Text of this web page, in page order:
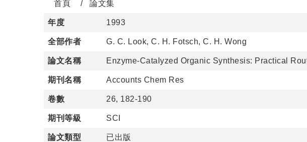
首頁 論文集
年度 1993
全部作者 G. C. Look, C. H. Fotsch, C. H. Wong
論文名稱 Enzyme-Catalyzed Organic Synthesis: Practical
期刊名稱 Accounts Chem Res
卷數 26, 182-190
期刊等級 SCI
論文類型 已出版